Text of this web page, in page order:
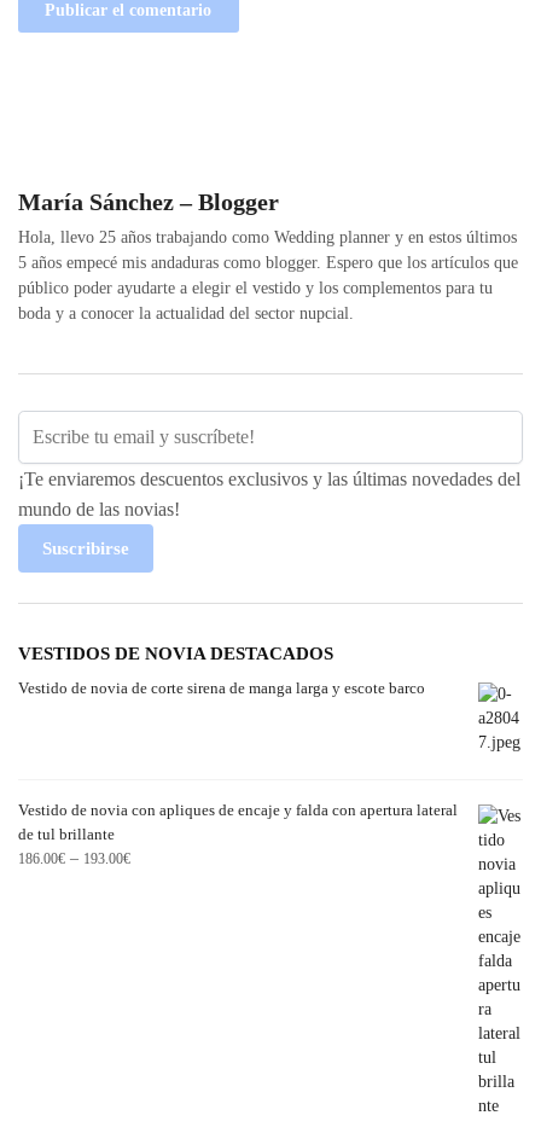
María Sánchez – Blogger
Hola, llevo 25 años trabajando como Wedding planner y en estos últimos
5 años empecé mis andaduras como blogger. Espero que los artículos que
público poder ayudarte a elegir el vestido y los complementos para tu
boda y a conocer la actualidad del sector nupcial.
¡Te enviaremos descuentos exclusivos y las últimas novedades del
mundo de las novias!
Suscribirse
VESTIDOS DE NOVIA DESTACADOS
Vestido de novia de corte sirena de manga larga y escote barco
Vestido de novia con apliques de encaje y falda con apertura lateral
de tul brillante
186.00€ – 193.00€